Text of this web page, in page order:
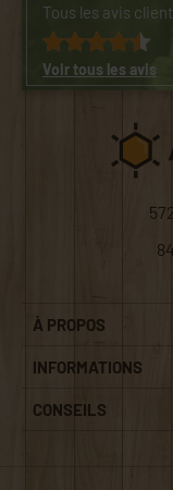
Tous les avis
Voir tous les avis
À PROPOS
INFORMATIONS
CONSEILS